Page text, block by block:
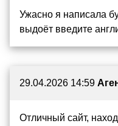
Ужасно я написала
выдоёт введите
29.04.2026 14:59
Отличный сайт,